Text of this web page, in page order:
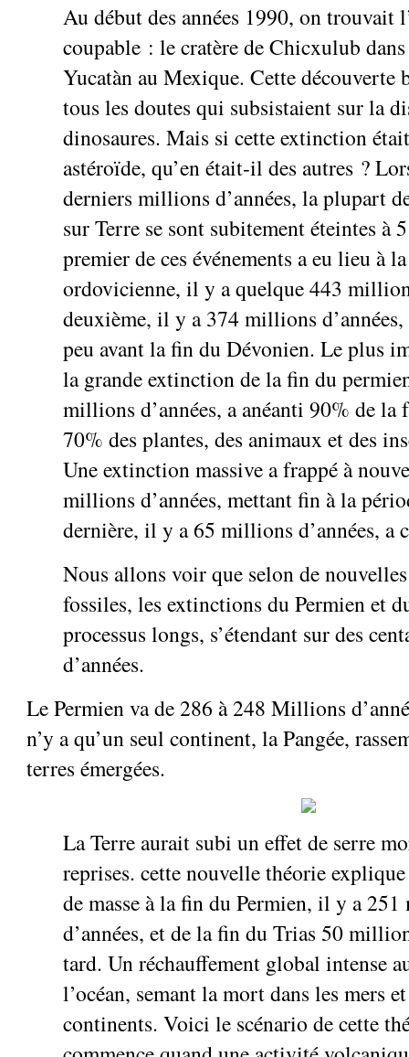
Au début des années 1990, on trouvait
coupable : le cratère de Chicxulub
Yucatàn au Mexique. Cette découverte
tous les doutes qui subsistaient sur la
dinosaures. Mais si cette extinction
astéroïde, qu’en était-il des autres ?
derniers millions d’années, la plupart
sur Terre se sont subitement éteintes à
premier de ces événements a eu lieu à
ordovicienne, il y a quelque 443
deuxième, il y a 374 millions d’années,
peu avant la fin du Dévonien. Le plus
la grande extinction de la fin du
millions d’années, a anéanti 90% de la
70% des plantes, des animaux et des
Une extinction massive a frappé à
millions d’années, mettant fin à la
dernière, il y a 65 millions d’années, a
Nous allons voir que selon de nouvelles
fossiles, les extinctions du Permien et
processus longs, s’étendant sur des
d’années.
Le Permien va de 286 à 248 Millions
n’y a qu’un seul continent, la Pangée,
terres émergées.
La Terre aurait subi un effet de serre
reprises. cette nouvelle théorie
de masse à la fin du Permien, il y a
d’années, et de la fin du Trias 50
tard. Un réchauffement global intense
l’océan, semant la mort dans les mers
continents. Voici le scénario de cette